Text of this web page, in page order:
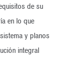
de su
en lo que
y planos
integral